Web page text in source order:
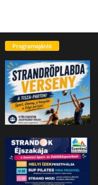
Programajánló